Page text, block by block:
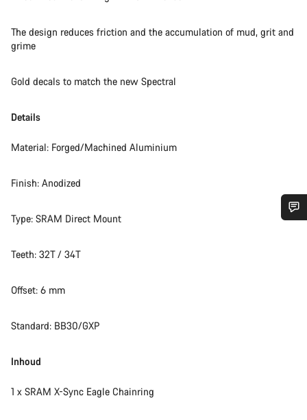
The design reduces friction and the accumulation of mud, grit and
grime
Gold decals to match the new Spectral
Details
Material: Forged/Machined Aluminium
Finish: Anodized
Type: SRAM Direct Mount
Teeth: 32T / 34T
Offset: 6 mm
Standard: BB30/GXP
Inhoud
1 x SRAM X-Sync Eagle Chainring
vragen.